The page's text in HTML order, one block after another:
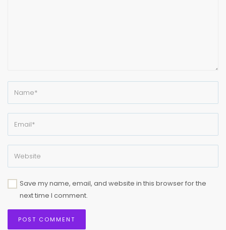
Save my name, email, and website in this browser for the
next time I comment.